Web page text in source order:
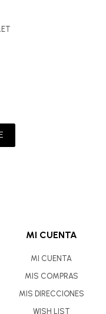
MI CUENTA
MI CUENTA
MIS COMPRAS
MIS DIRECCIONES
WISH LIST